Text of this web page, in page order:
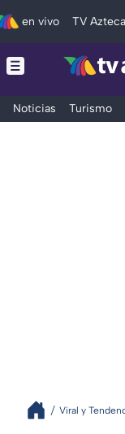
en vivo TV Azteca
Noticias Turismo
Viral y